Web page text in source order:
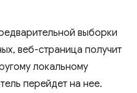
выборки
веб-страница получит
локальному
перейдет на нее.